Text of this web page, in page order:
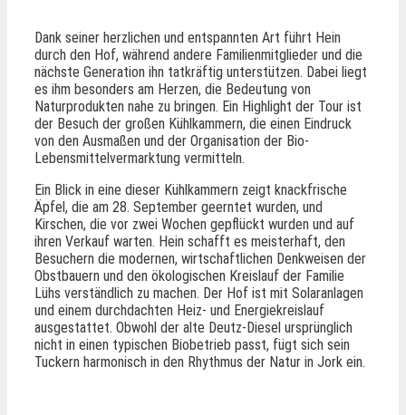
Dank seiner herzlichen und entspannten Art führt Hein
durch den Hof, während andere Familienmitglieder und die
nächste Generation ihn tatkräftig unterstützen. Dabei liegt
es ihm besonders am Herzen, die Bedeutung von
Naturprodukten nahe zu bringen. Ein Highlight der Tour ist
der Besuch der großen Kühlkammern, die einen Eindruck
von den Ausmaßen und der Organisation der Bio-
Lebensmittelvermarktung vermitteln.
Ein Blick in eine dieser Kühlkammern zeigt knackfrische
Äpfel, die am 28. September geerntet wurden, und
Kirschen, die vor zwei Wochen gepflückt wurden und auf
ihren Verkauf warten. Hein schafft es meisterhaft, den
Besuchern die modernen, wirtschaftlichen Denkweisen der
Obstbauern und den ökologischen Kreislauf der Familie
Lühs verständlich zu machen. Der Hof ist mit Solaranlagen
und einem durchdachten Heiz- und Energiekreislauf
ausgestattet. Obwohl der alte Deutz-Diesel ursprünglich
nicht in einen typischen Biobetrieb passt, fügt sich sein
Tuckern harmonisch in den Rhythmus der Natur in Jork ein.